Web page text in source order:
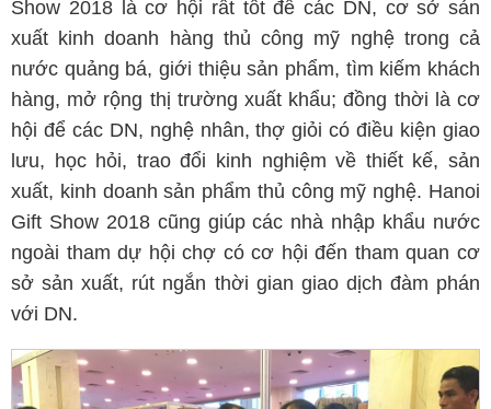
Show 2018 là cơ hội rất tốt để các DN, cơ sở sản
xuất kinh doanh hàng thủ công mỹ nghệ trong cả
nước quảng bá, giới thiệu sản phẩm, tìm kiếm khách
hàng, mở rộng thị trường xuất khẩu; đồng thời là cơ
hội để các DN, nghệ nhân, thợ giỏi có điều kiện giao
lưu, học hỏi, trao đổi kinh nghiệm về thiết kế, sản
xuất, kinh doanh sản phẩm thủ công mỹ nghệ. Hanoi
Gift Show 2018 cũng giúp các nhà nhập khẩu nước
ngoài tham dự hội chợ có cơ hội đến tham quan cơ
sở sản xuất, rút ngắn thời gian giao dịch đàm phán
với DN.